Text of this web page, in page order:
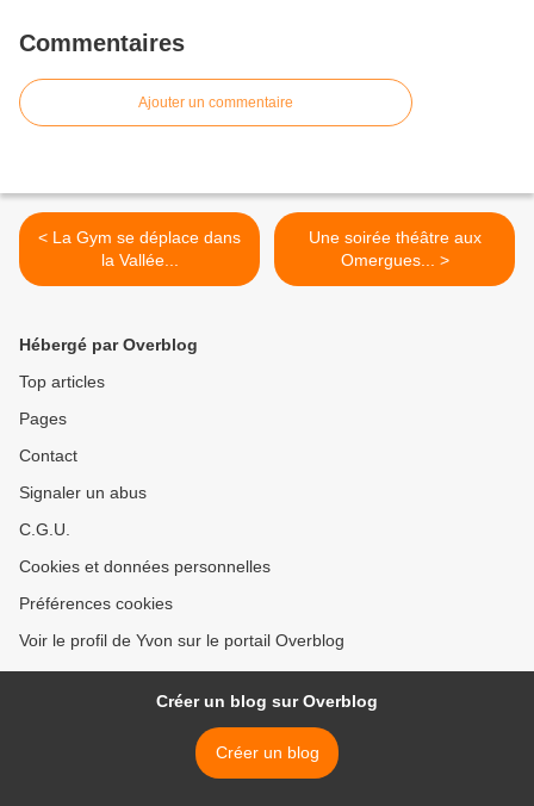
Commentaires
Ajouter un commentaire
< La Gym se déplace dans
la Vallée...
Une soirée théâtre aux
Omergues... >
Hébergé par Overblog
Top articles
Pages
Contact
Signaler un abus
C.G.U.
Cookies et données personnelles
Préférences cookies
Voir le profil de Yvon sur le portail Overblog
Créer un blog sur Overblog
Créer un blog